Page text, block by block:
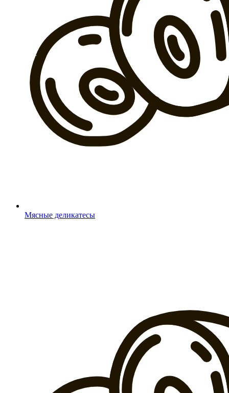
Мясные деликатесы